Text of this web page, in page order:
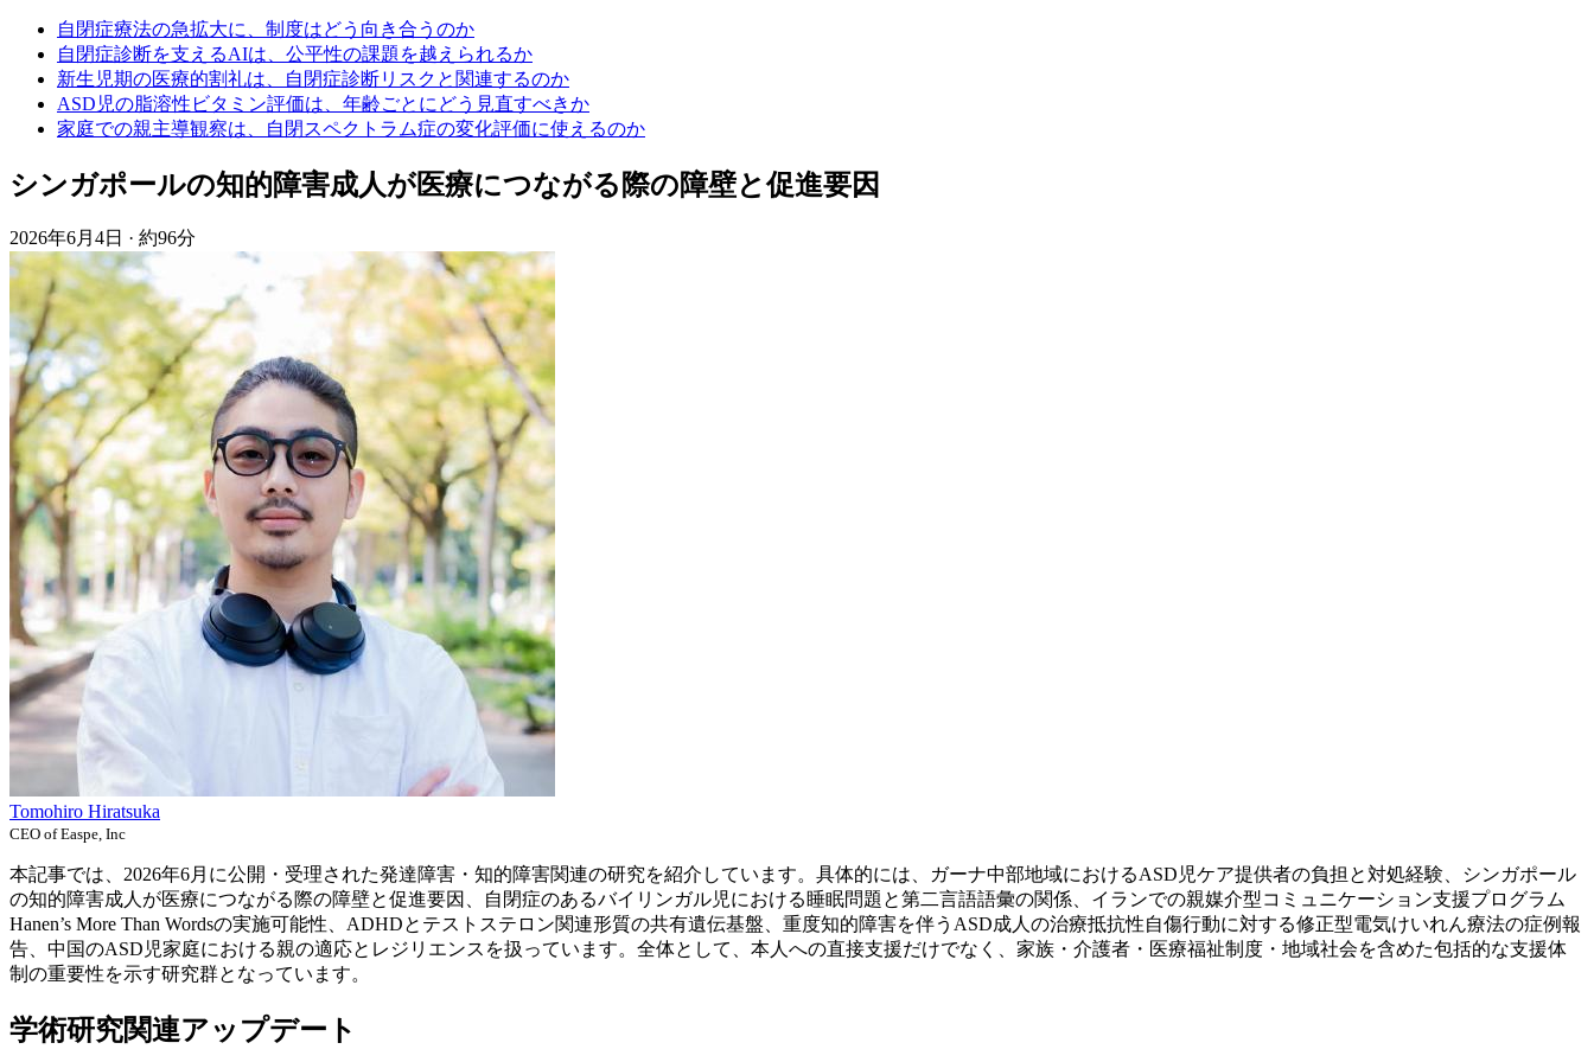
自閉症療法の急拡大に、制度はどう向き合うのか
自閉症診断を支えるAIは、公平性の課題を越えられるか
新生児期の医療的割礼は、自閉症診断リスクと関連するのか
ASD児の脂溶性ビタミン評価は、年齢ごとにどう見直すべきか
家庭での親主導観察は、自閉スペクトラム症の変化評価に使えるのか
シンガポールの知的障害成人が医療につながる際の障壁と促進要因
2026年6月4日 · 約96分
Tomohiro Hiratsuka
CEO of Easpe, Inc
本記事では、2026年6月に公開・受理された発達障害・知的障害関連の研究を紹介しています。具体的には、ガーナ中部地域におけるASD児ケア提供者の負担と対処経験、シンガポール
の知的障害成人が医療につながる際の障壁と促進要因、自閉症のあるバイリンガル児における睡眠問題と第二言語語彙の関係、イランでの親媒介型コミュニケーション支援プログラム
Hanen’s More Than Wordsの実施可能性、ADHDとテストステロン関連形質の共有遺伝基盤、重度知的障害を伴うASD成人の治療抵抗性自傷行動に対する修正型電気けいれん療法の症例報
告、中国のASD児家庭における親の適応とレジリエンスを扱っています。全体として、本人への直接支援だけでなく、家族・介護者・医療福祉制度・地域社会を含めた包括的な支援体
制の重要性を示す研究群となっています。
学術研究関連アップデート